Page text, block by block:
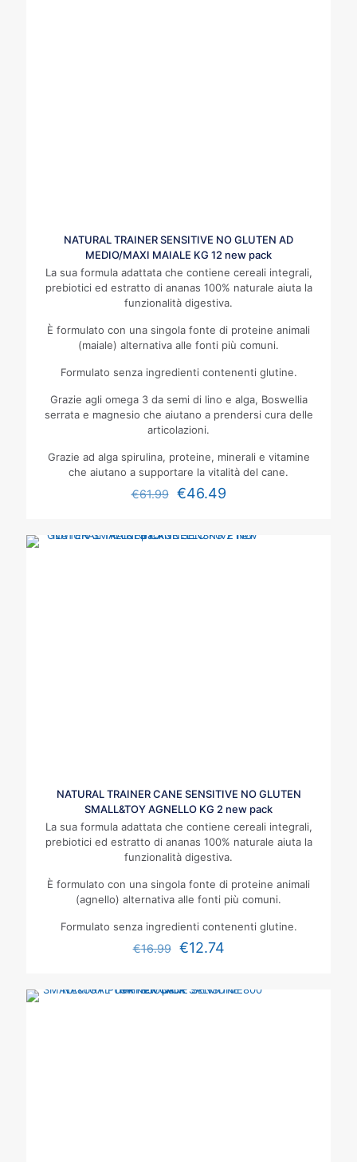
NATURAL TRAINER SENSITIVE NO GLUTEN AD
MEDIO/MAXI MAIALE KG 12 new pack
La sua formula adattata che contiene cereali integrali,
prebiotici ed estratto di ananas 100% naturale aiuta la
funzionalità digestiva.
È formulato con una singola fonte di proteine animali
(maiale) alternativa alle fonti più comuni.
Formulato senza ingredienti contenenti glutine.
Grazie agli omega 3 da semi di lino e alga, Boswellia
serrata e magnesio che aiutano a prendersi cura delle
articolazioni.
Grazie ad alga spirulina, proteine, minerali e vitamine
che aiutano a supportare la vitalità del cane.
€61.99 €46.49
NATURAL TRAINER CANE SENSITIVE NO GLUTEN
SMALL&TOY AGNELLO KG 2 new pack
La sua formula adattata che contiene cereali integrali,
prebiotici ed estratto di ananas 100% naturale aiuta la
funzionalità digestiva.
È formulato con una singola fonte di proteine animali
(agnello) alternativa alle fonti più comuni.
Formulato senza ingredienti contenenti glutine.
€16.99 €12.74